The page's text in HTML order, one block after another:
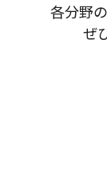
各分野
ぜ